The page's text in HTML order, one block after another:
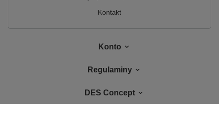
Kontakt
Konto
Regulaminy
DES Concept